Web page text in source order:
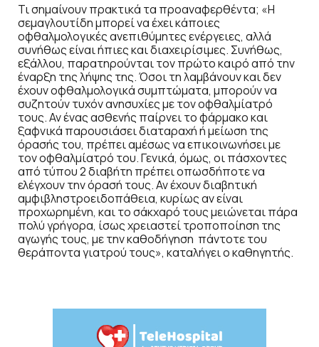
Τι σημαίνουν πρακτικά τα προαναφερθέντα; «Η
σεμαγλουτίδη μπορεί να έχει κάποιες
οφθαλμολογικές ανεπιθύμητες ενέργειες, αλλά
συνήθως είναι ήπιες και διαχειρίσιμες. Συνήθως,
εξάλλου, παρατηρούνται τον πρώτο καιρό από την
έναρξη της λήψης της. Όσοι τη λαμβάνουν και δεν
έχουν οφθαλμολογικά συμπτώματα, μπορούν να
συζητούν τυχόν ανησυχίες με τον οφθαλμίατρό
τους. Αν ένας ασθενής παίρνει το φάρμακο και
ξαφνικά παρουσιάσει διαταραχή ή μείωση της
όρασής του, πρέπει αμέσως να επικοινωνήσει με
τον οφθαλμίατρό του. Γενικά, όμως, οι πάσχοντες
από τύπου 2 διαβήτη πρέπει οπωσδήποτε να
ελέγχουν την όρασή τους. Αν έχουν διαβητική
αμφιβληστροειδοπάθεια, κυρίως αν είναι
προχωρημένη, και το σάκχαρό τους μειώνεται πάρα
πολύ γρήγορα, ίσως χρειαστεί τροποποίηση της
αγωγής τους, με την καθοδήγηση πάντοτε του
θεράποντα γιατρού τους», καταλήγει ο καθηγητής.